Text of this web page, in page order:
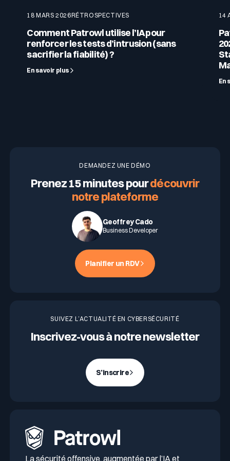
18 MARS 2026RÉTROSPECTIVES
Comment Patrowl utilise l’IA pour
renforcer les tests d’intrusion (sans
sacrifier la fiabilité) ?
En savoir plus
14
En
DEMANDEZ UNE DÉMO
Prenez 15 minutes pourdécouvrir
notre plateforme
Geoffrey Cado
Business Developer
Planifier un RDV
SUIVEZ L’ACTUALITÉ EN CYBERSÉCURITÉ
Inscrivez-vous à notre newsletter
S’inscrire
La sécurité offensive, augmentée par l’IA et